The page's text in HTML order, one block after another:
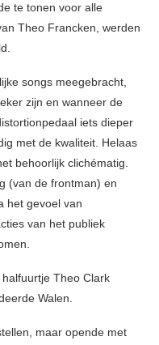
te tonen voor alle
Theo Francken, werden
songs meegebracht,
zijn en wanneer de
iets dieper
met de kwaliteit. Helaas
behoorlijk clichématig.
(van de frontman) en
het gevoel van
van het publiek
Theo Clark
Walen.
maar opende met